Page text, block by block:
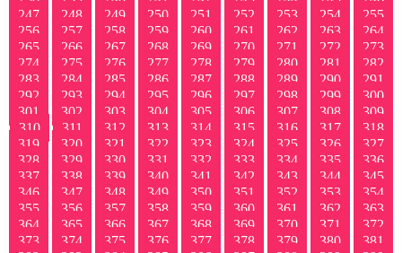
247
248 249 250 251 252 253 254
255
256
257 258 259 260 261 262 263
264
265
266 267 268 269 270 271 272
273
274
275 276 277 278 279 280 281
282
283
284 285 286 287 288 289 290
291
292
293 294 295 296 297 298 299
300
301
302 303 304 305 306 307 308
309
310
311 312 313 314 315 316 317
318
319
320 321 322 323 324 325 326
327
328
329 330 331 332 333 334 335
336
337
338 339 340 341 342 343 344
345
346
347 348 349 350 351 352 353
354
355
356 357 358 359 360 361 362
363
364
365 366 367 368 369 370 371
372
373
374 375 376 377 378 379 380
381